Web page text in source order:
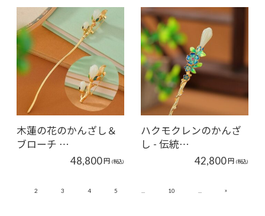
木蓮の花のかんざし＆
ブローチ …
48,800円 (税込)
ハクモクレンのかんざ
し - 伝統…
42,800円 (税込)
2 3 4 5 10 »